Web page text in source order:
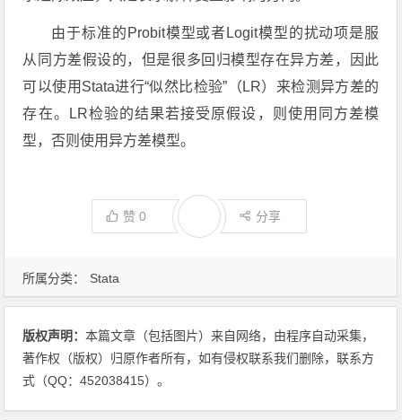
由于标准的Probit模型或者Logit模型的扰动项是服
从同方差假设的，但是很多回归模型存在异方差，因此
可以使用Stata进行“似然比检验”（LR）来检测异方差的
存在。LR检验的结果若接受原假设，则使用同方差模
型，否则使用异方差模型。
赞0 分享
所属分类： Stata
版权声明：本篇文章（包括图片）来自网络，由程序自动采集，
著作权（版权）归原作者所有，如有侵权联系我们删除，联系方
式（QQ：452038415）。